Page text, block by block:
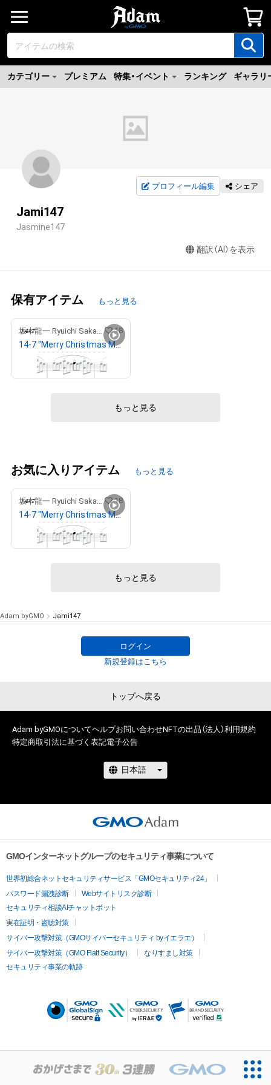
カテゴリー プレミアム 特集・イベント ランキング ギャラリ
プロフィール編集 シェア
Jami147
Jasmine147
翻訳（AI）を表示
保有アイテム もっと見る
坂本龍一 Ryuichi Sakamoto 18
14-7 "Merry Christmas Mr. Lawrence" Ryuichi Sakamoto 坂本 龍一
999,999
もっと見る
お気に入りアイテム もっと見る
坂本龍一 Ryuichi Sakamoto 18
14-7 "Merry Christmas Mr. Lawrence" Ryuichi Sakamoto 坂本 龍一
999,999
もっと見る
Adam byGMO Jami147
ログイン
新規登録はこちら
トップへ戻る
Adam byGMOについてヘルプお問い合わせNFTの出品（法人）利用規約
特定商取引法に基づく表記電子公告
GMOインターネットグループのセキュリティ事業について
世界初総合ネットセキュリティサービス「GMOセキュリティ24」
パスワード漏洩診断
Webサイトリスク診断
セキュリティ相談AIチャットボット
実在証明・盗聴対策
サイバー攻撃対策（GMOサイバーセキュリティ byイエラエ）
サイバー攻撃対策（GMO Flatt Security）
なりすまし対策
セキュリティ事業の軌跡